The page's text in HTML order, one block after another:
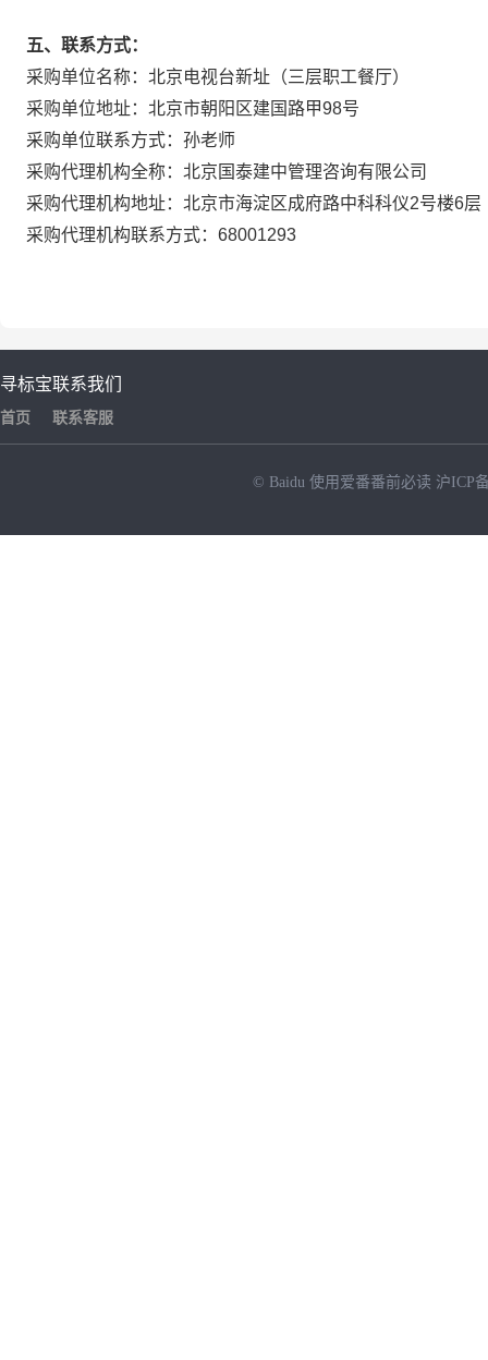
五、联系方式：
采购单位名称：北京电视台新址（三层职工餐厅）
采购单位地址：北京市朝阳区建国路甲98号
采购单位联系方式：孙老师
采购代理机构全称：北京国泰建中管理咨询有限公司
采购代理机构地址：北京市海淀区成府路中科科仪2号楼6层
采购代理机构联系方式：68001293
寻标宝
首页
联系我们
联系客服
© Baidu 使用爱番番前必读 沪ICP